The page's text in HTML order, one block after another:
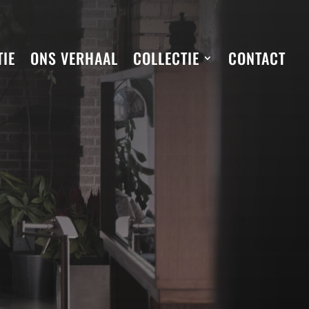
ONS VERHAAL COLLECTIE CONTACT